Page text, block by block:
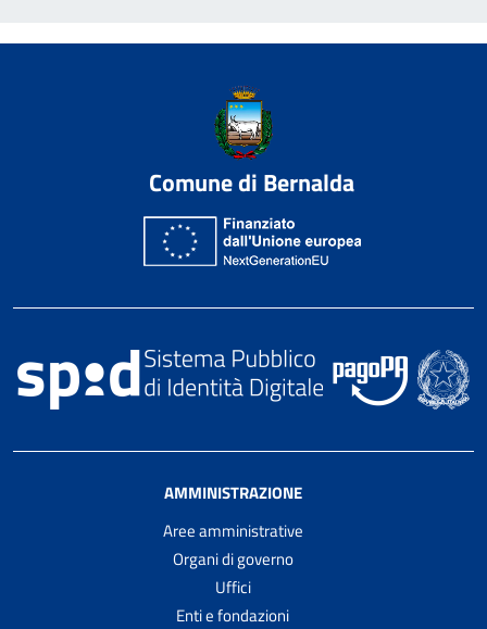
Comune di Bernalda
AMMINISTRAZIONE
Aree amministrative
Organi di governo
Uffici
Enti e fondazioni